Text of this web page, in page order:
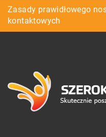
Czy można zwiększyć
Zasady prawidłowego
kontaktowych
Jakie atrakcje dla
okolicy Szczawnicy?